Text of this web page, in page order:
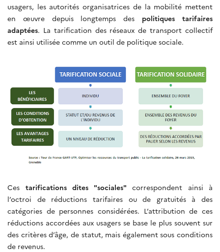
usagers, les autorités organisatrices de la mobilité mettent
en œuvre depuis longtemps des politiques tarifaires
adaptées. La tarification des réseaux de transport collectif
est ainsi utilisée comme un outil de politique sociale.
Ces tarifications dites "sociales" correspondent ainsi à
l’octroi de réductions tarifaires ou de gratuités à des
catégories de personnes considérées. L’attribution de ces
réductions accordées aux usagers se base le plus souvent sur
des critères d’âge, de statut, mais également sous conditions
de revenus.